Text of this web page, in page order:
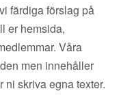
färdiga förslag på
er hemsida,
Våra
men innehåller
ni skriva egna texter.